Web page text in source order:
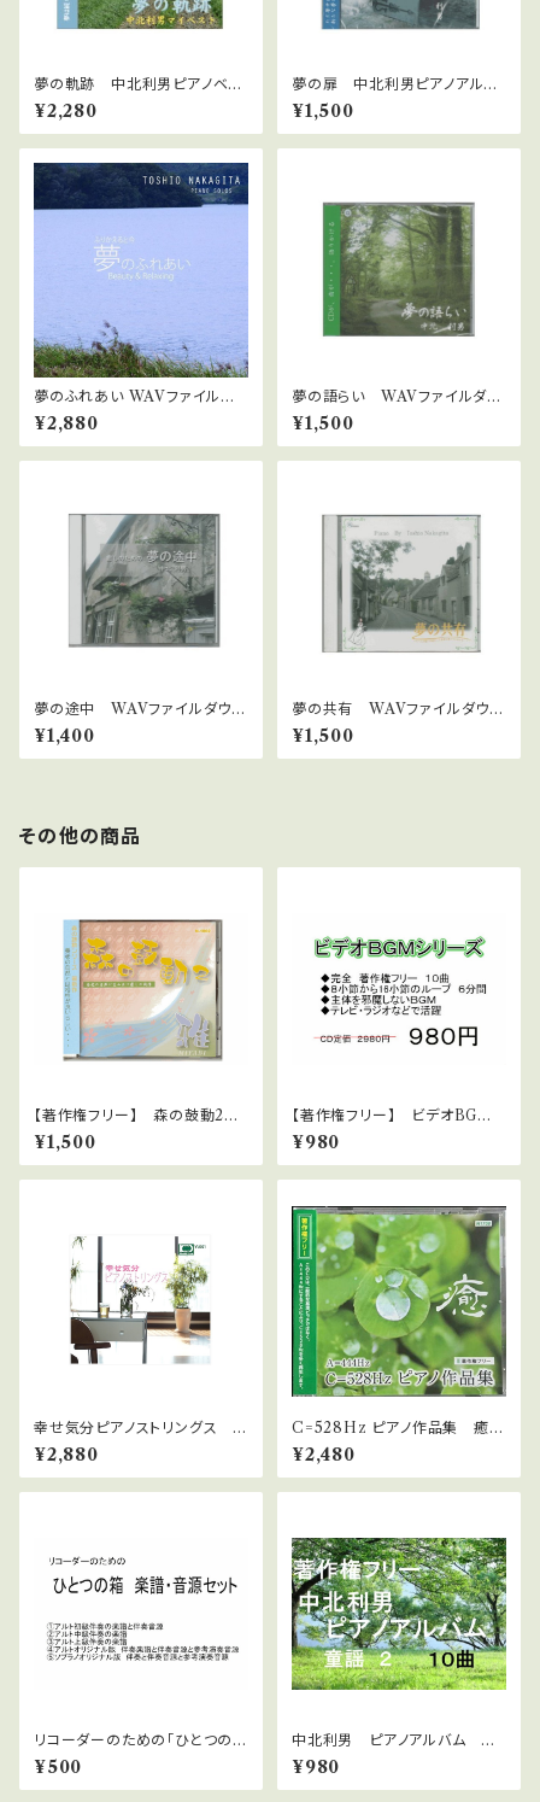
夢の軌跡 中北利男ピアノベス
トアルバム WAVファイルダウン
ロード版
¥2,280
夢の扉 中北利男ピアノアルバ
ム WAVファイルダウンロード
版
¥1,500
夢のふれあい WAVファイルダ
ウンロード版 中北利男
¥2,880
夢の語らい WAVファイルダウ
ンロード版 中北利男
¥1,500
夢の途中 WAVファイルダウン
ロード版 中北利男
¥1,400
夢の共有 WAVファイルダウン
ロード版 中北利男
¥1,500
その他の商品
【著作権フリー】 森の鼓動2
雅 中北利男 WAVファイルダ
ウンロード版
¥1,500
【著作権フリー】 ビデオBGM
シリーズ No.31 不思議な空
間
¥980
幸せ気分ピアノストリングス W
AVファイルダウンロード版
¥2,880
C=528Hz ピアノ作品集 癒
【著作権フリー】 WAVファイル
¥2,480
リコーダーのための「ひとつの
箱」楽譜・伴奏音源セット
¥500
中北利男 ピアノアルバム 童
謡２
¥980